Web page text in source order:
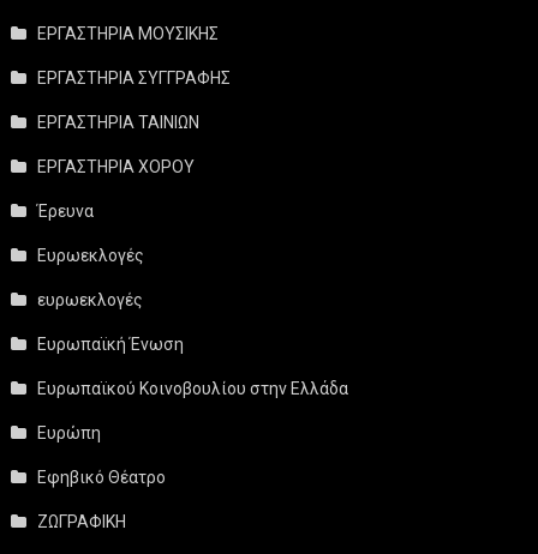
ΕΡΓΑΣΤΗΡΙΑ ΜΟΥΣΙΚΗΣ
ΕΡΓΑΣΤΗΡΙΑ ΣΥΓΓΡΑΦΗΣ
ΕΡΓΑΣΤΗΡΙΑ ΤΑΙΝΙΩΝ
ΕΡΓΑΣΤΗΡΙΑ ΧΟΡΟΥ
Έρευνα
Ευρωεκλογές
ευρωεκλογές
Ευρωπαϊκή Ένωση
Ευρωπαϊκού Κοινοβουλίου στην Ελλάδα
Ευρώπη
Εφηβικό Θέατρο
ΖΩΓΡΑΦΙΚΗ